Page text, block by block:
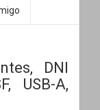
DNI
USB-A,